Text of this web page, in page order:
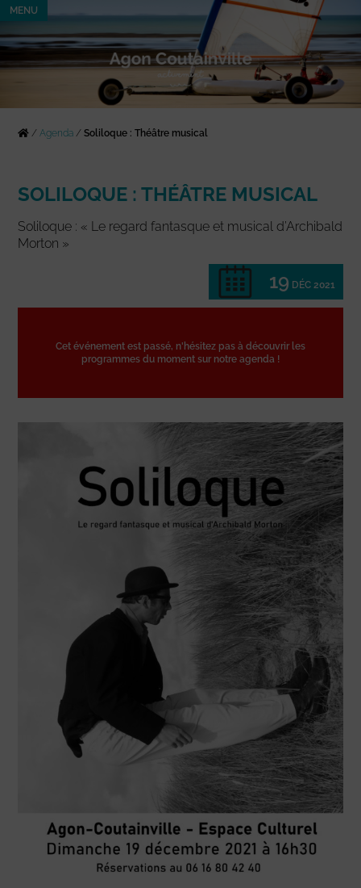
MENU
/Agenda /Soliloque : Théâtre musical
SOLILOQUE : THÉÂTRE MUSICAL
Soliloque : « Le regard fantasque et musical d’Archibald
Morton »
19 DÉC 2021
Cet événement est passé, n'hésitez pas à découvrir les
programmes du moment sur notre agenda !